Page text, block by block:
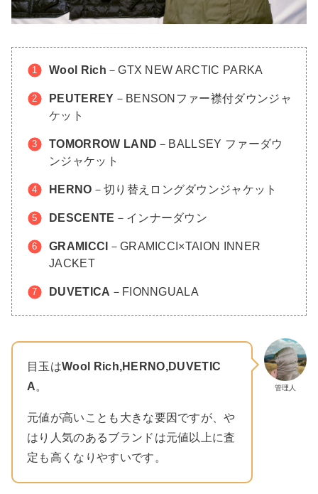
Wool Rich －GTX NEW ARCTIC PARKA
PEUTEREY －BENSONファー襟付ダウンジャ
ケット
TOMORROW LAND －BALLSEY ファーダウ
ンジャケット
HERNO －切り替えロングダウンジャケット
DESCENTE －インナーダウン
GRAMICCI －GRAMICCI×TAION INNER
JACKET
DUVETICA －FIONNGUALA
管理人
目玉はWool Rich,HERNO,DUVETIC
A。
元値が高いことも大きな要因ですが、や
はり人気のあるブランドは元値以上に査
定も高くなりやすいです。